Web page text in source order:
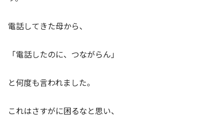
電話してきた母から、
「電話したのに、つながらん」
と何度も言われました。
これはさすがに困るなと思い、